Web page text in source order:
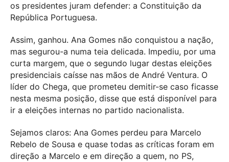
os presidentes juram defender: a Constituição da
República Portuguesa.
Assim, ganhou. Ana Gomes não conquistou a nação,
mas segurou-a numa teia delicada. Impediu, por uma
curta margem, que o segundo lugar destas eleições
presidenciais caísse nas mãos de André Ventura. O
líder do Chega, que prometeu demitir-se caso ficasse
nesta mesma posição, disse que está disponível para
ir a eleições internas no partido nacionalista.
Sejamos claros: Ana Gomes perdeu para Marcelo
Rebelo de Sousa e quase todas as críticas foram em
direção a Marcelo e em direção a quem, no PS,